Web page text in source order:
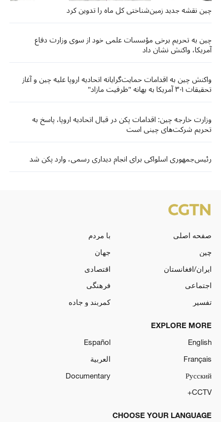
چین نقشه جدید زمین‌شناختی کل ماه را تدوین کرد
چین به تحریم برخی مؤسسات علمی خود از سوی وزارت دفاع
آمریکا، واکنش نشان داد
واکنش چین به اقدامات حمایت‌گرایانه اتحادیه اروپا علیه چین و آغاز
تحقیقات ۳۰۱ آمریکا به بهانه "ظرفیت مازاد"
وزارت خارجه چین: اقدامات پکن در قبال اتحادیه اروپا، پاسخ به
تحریم شرکت‌های چینی است
رئیس‌جمهوری اسلواکی برای انجام دیداری رسمی، وارد پکن شد
صفحه اصلی
با مردم
چین
جهان
ایران/افغانستان
اقتصادی
اجتماعی
فرهنگی
تفسیر
کمربند و جاده
EXPLORE MORE
English
Español
Français
العربية
Русский
Documentary
CCTV+
CHOOSE YOUR LANGUAGE